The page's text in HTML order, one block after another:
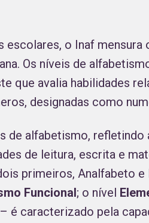
escolares, o Inaf
Os níveis de
que avalia habilidades
designadas como
de alfabetismo,
de leitura, escrita e
primeiros, Analfabeto
Funcional; o nível
é caracterizado pela